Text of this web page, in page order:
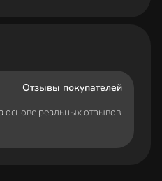
Отзывы покупателей
реальных отзывов